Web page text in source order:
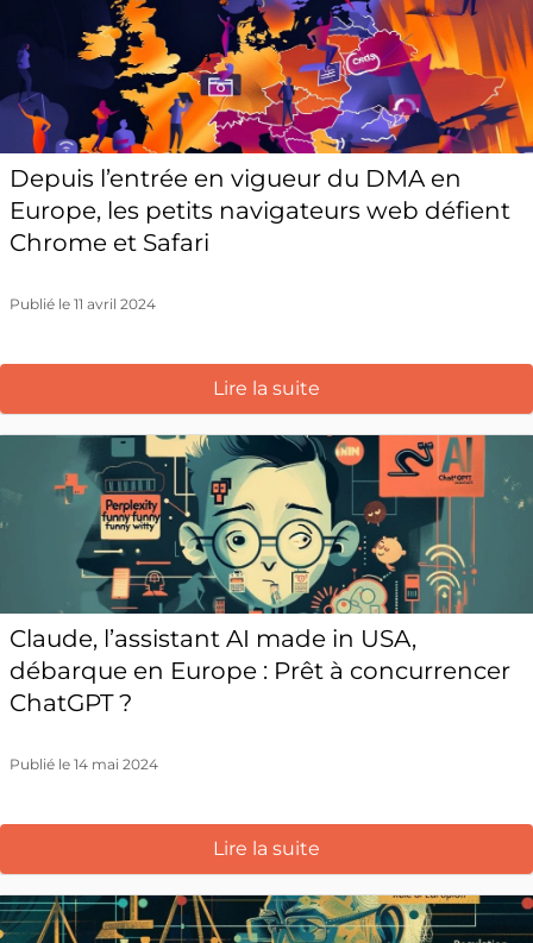
Depuis l’entrée en vigueur du DMA en
Europe, les petits navigateurs web défient
Chrome et Safari
Publié le 11 avril 2024
Lire la suite
Claude, l’assistant AI made in USA,
débarque en Europe : Prêt à concurrencer
ChatGPT ?
Publié le 14 mai 2024
Lire la suite